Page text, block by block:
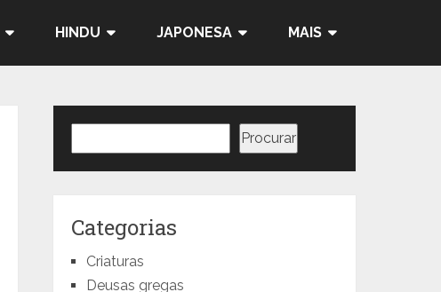
HINDU JAPONESA MAIS
Procurar
Categorias
Criaturas
Deusas gregas